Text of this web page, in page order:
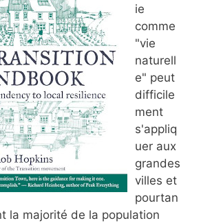
ie
comme
"vie
naturell
e" peut
difficile
ment
s'appliq
uer aux
grandes
villes et
pourtan
la majorité de la population